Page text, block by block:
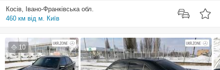
Косів, Івано-Франківська обл.
460 км від м. Київ
10